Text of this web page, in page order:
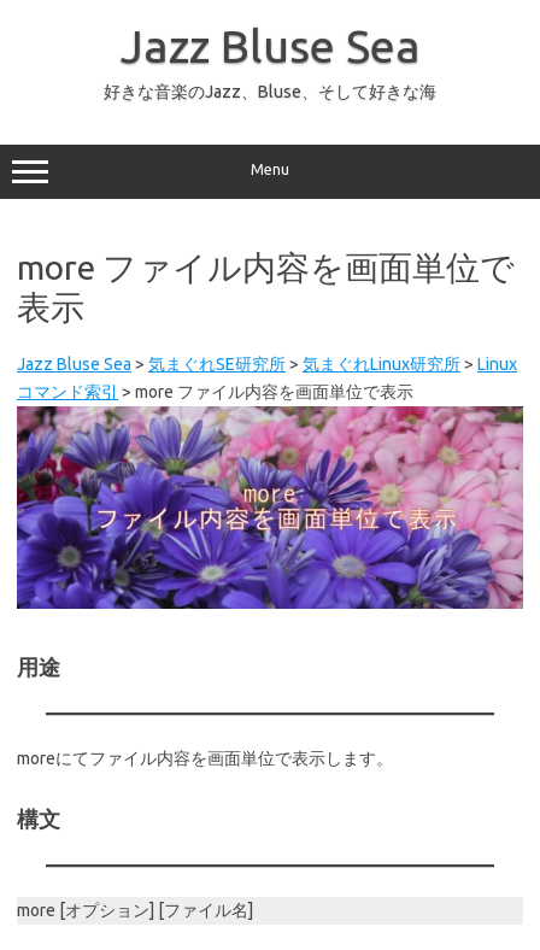
ッ
プ
Jazz Bluse Sea
好きな音楽のJazz、Bluse、そして好きな海
Menu
more ファイル内容を画面単位で
表示
Jazz Bluse Sea > 気まぐれSE研究所> 気まぐれLinux研究所> Linux
コマンド索引
> more ファイル内容を画面単位で表示
用途
moreにてファイル内容を画面単位で表示します。
構文
more [オプション] [ファイル名]